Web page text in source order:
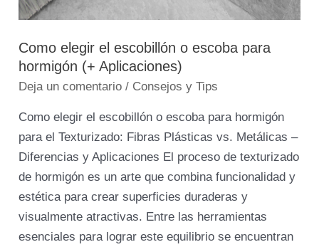
Como elegir el escobillón o escoba para
hormigón (+ Aplicaciones)
Deja un comentario / Consejos y Tips
Como elegir el escobillón o escoba para hormigón
para el Texturizado: Fibras Plásticas vs. Metálicas –
Diferencias y Aplicaciones El proceso de texturizado
de hormigón es un arte que combina funcionalidad y
estética para crear superficies duraderas y
visualmente atractivas. Entre las herramientas
esenciales para lograr este equilibrio se encuentran